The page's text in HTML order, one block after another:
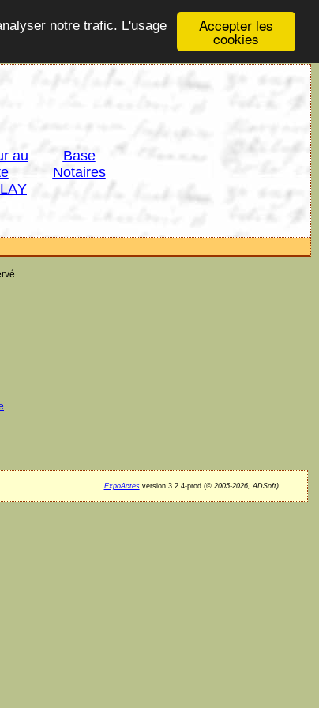
Accepter les
cookies
notre trafic. L'usage
au
Base
Notaires
ExpoActesversion 3.2.4-prod (©2005-2026, ADSoft)